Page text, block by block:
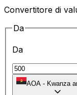
Convertitore di
Da
Da
AOA - Kwanza